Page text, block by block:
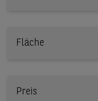
Fläche
Preis